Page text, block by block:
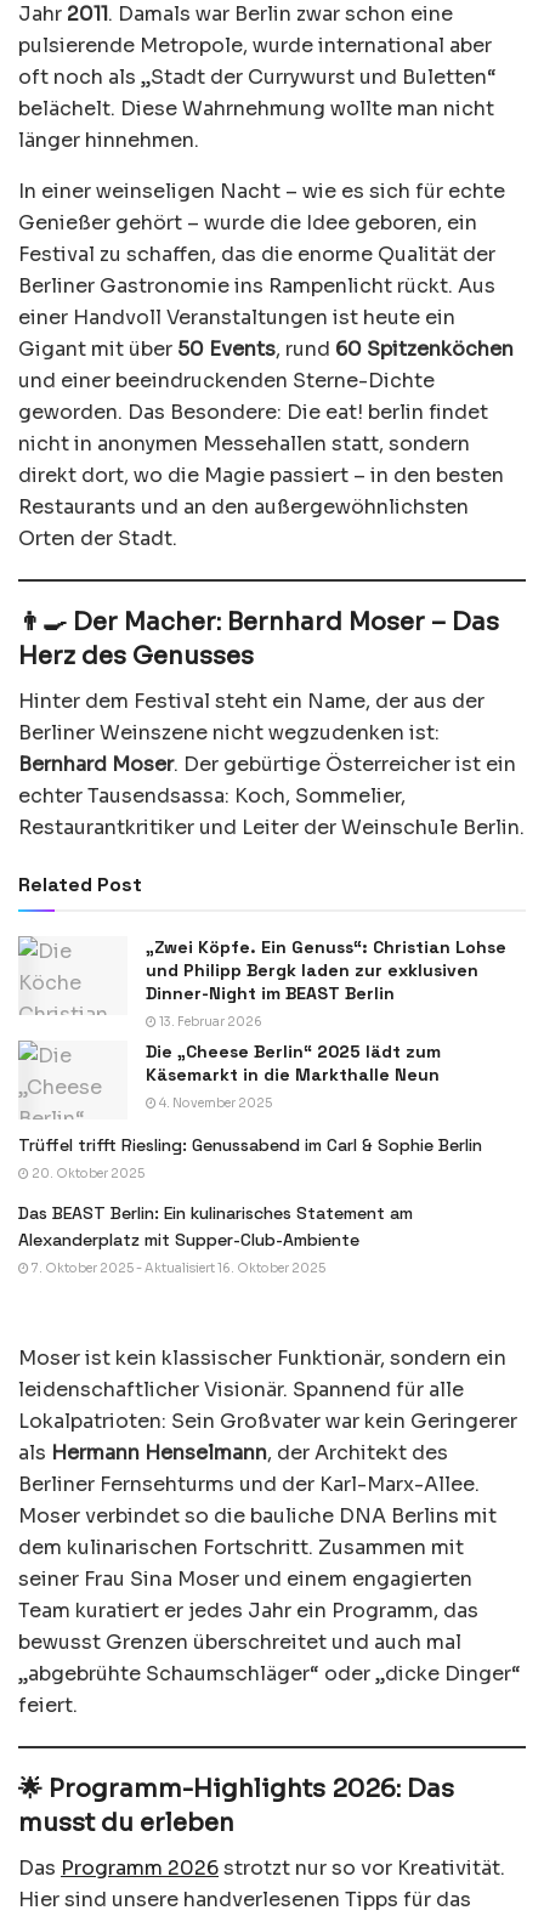
Jahr 2011. Damals war Berlin zwar schon eine
pulsierende Metropole, wurde international aber
oft noch als „Stadt der Currywurst und Buletten“
belächelt. Diese Wahrnehmung wollte man nicht
länger hinnehmen.
In einer weinseligen Nacht – wie es sich für echte
Genießer gehört – wurde die Idee geboren, ein
Festival zu schaffen, das die enorme Qualität der
Berliner Gastronomie ins Rampenlicht rückt. Aus
einer Handvoll Veranstaltungen ist heute ein
Gigant mit über 50 Events, rund 60 Spitzenköchen
und einer beeindruckenden Sterne-Dichte
geworden. Das Besondere: Die eat! berlin findet
nicht in anonymen Messehallen statt, sondern
direkt dort, wo die Magie passiert – in den besten
Restaurants und an den außergewöhnlichsten
Orten der Stadt.
👨‍🍳 Der Macher: Bernhard Moser – Das
Herz des Genusses
Hinter dem Festival steht ein Name, der aus der
Berliner Weinszene nicht wegzudenken ist:
Bernhard Moser. Der gebürtige Österreicher ist ein
echter Tausendsassa: Koch, Sommelier,
Restaurantkritiker und Leiter der Weinschule Berlin.
Related Post
„Zwei Köpfe. Ein Genuss“: Christian Lohse
und Philipp Bergk laden zur exklusiven
Dinner-Night im BEAST Berlin
13. Februar 2026
Die „Cheese Berlin“ 2025 lädt zum
Käsemarkt in die Markthalle Neun
4. November 2025
Trüffel trifft Riesling: Genussabend im Carl & Sophie Berlin
20. Oktober 2025
Das BEAST Berlin: Ein kulinarisches Statement am
Alexanderplatz mit Supper-Club-Ambiente
7. Oktober 2025 - Aktualisiert 16. Oktober 2025
Moser ist kein klassischer Funktionär, sondern ein
leidenschaftlicher Visionär. Spannend für alle
Lokalpatrioten: Sein Großvater war kein Geringerer
als Hermann Henselmann, der Architekt des
Berliner Fernsehturms und der Karl-Marx-Allee.
Moser verbindet so die bauliche DNA Berlins mit
dem kulinarischen Fortschritt. Zusammen mit
seiner Frau Sina Moser und einem engagierten
Team kuratiert er jedes Jahr ein Programm, das
bewusst Grenzen überschreitet und auch mal
„abgebrühte Schaumschläger“ oder „dicke Dinger“
feiert.
🌟 Programm-Highlights 2026: Das
musst du erleben
Das Programm 2026strotzt nur so vor Kreativität.
Hier sind unsere handverlesenen Tipps für das